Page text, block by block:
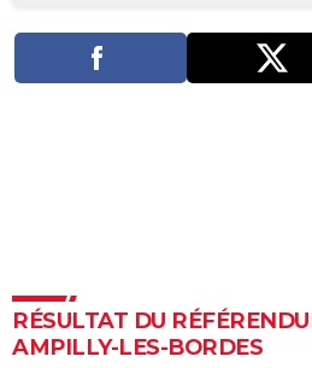
PHOTO
GUIDES D'ACHAT
COPAINS D'AVANT
RÉSULTAT DU
AMPILLY-LES-BORDES